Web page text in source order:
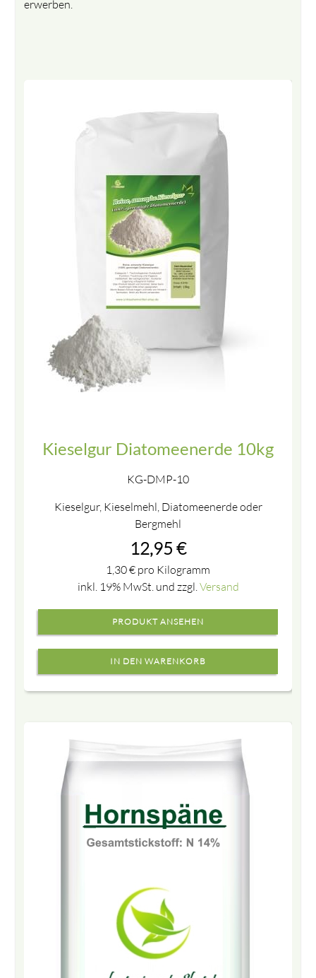
erwerben.
Kieselgur Diatomeenerde 10kg
KG-DMP-10
Kieselgur, Kieselmehl, Diatomeenerde oder
Bergmehl
12,95 €
1,30€ pro Kilogramm
inkl. 19% MwSt. und zzgl.Versand
PRODUKT ANSEHEN